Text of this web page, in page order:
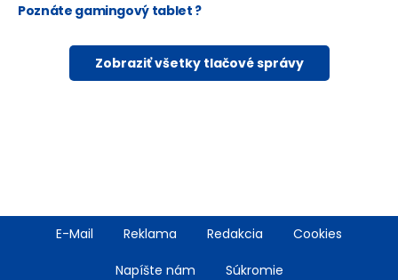
Poznáte gamingový tablet ?
Zobraziť všetky tlačové správy
FooterE-Mail Reklama Redakcia Cookies
Napíšte nám Súkromie